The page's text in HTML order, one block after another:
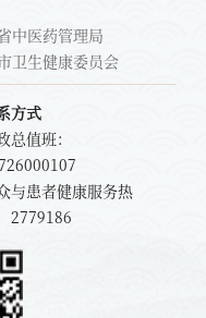
中医药管理局
卫生健康委员会
方式
总值班：
与患者健康服务热
2779186